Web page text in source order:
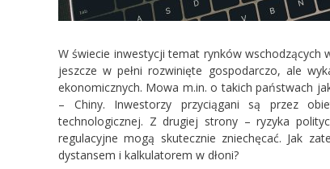
W świecie inwestycji temat rynków
jeszcze w pełni rozwinięte gospodarczo, ale
ekonomicznych. Mowa m.in. o takich państwach
– Chiny. Inwestorzy przyciągani są przez
technologicznej. Z drugiej strony – ryzyka
regulacyjne mogą skutecznie zniechęcać. Jak
dystansem i kalkulatorem w dłoni?